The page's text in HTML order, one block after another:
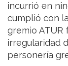
incurrió en
cumplió con
gremio ATUR
irregularidad
personería